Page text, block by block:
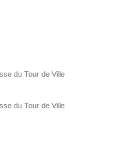
du Tour de Ville
du Tour de Ville